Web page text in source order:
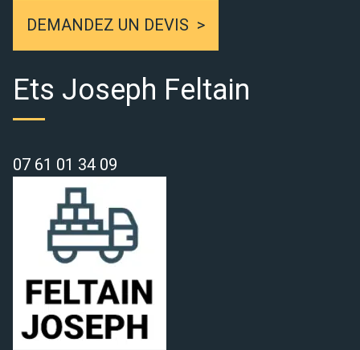
DEMANDEZ UN DEVIS
Ets Joseph Feltain
07 61 01 34 09